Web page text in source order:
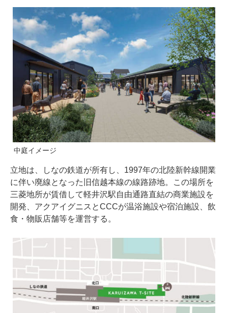
中庭イメージ
立地は、しなの鉄道が所有し、1997年の北陸新幹線開業
に伴い廃線となった旧信越本線の線路跡地。この場所を
三菱地所が賃借して軽井沢駅自由通路直結の商業施設を
開発、アクアイグニスとCCCが温浴施設や宿泊施設、飲
食・物販店舗等を運営する。